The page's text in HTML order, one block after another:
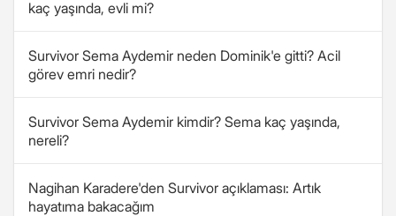
kaç yaşında, evli mi?
Survivor Sema Aydemir neden Dominik'e gitti? Acil
görev emri nedir?
Survivor Sema Aydemir kimdir? Sema kaç yaşında,
nereli?
Nagihan Karadere'den Survivor açıklaması: Artık
hayatıma bakacağım